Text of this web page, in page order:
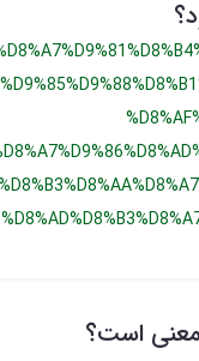
معنی است؟